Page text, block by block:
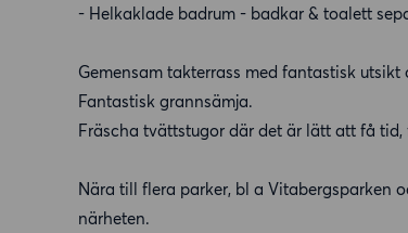
- Helkaklade badrum - badkar & toalett
Gemensam takterrass med fantastisk
Fantastisk grannsämja.
Fräscha tvättstugor där det är lätt att få
Nära till flera parker, bl a Vitabergsparken
närheten.